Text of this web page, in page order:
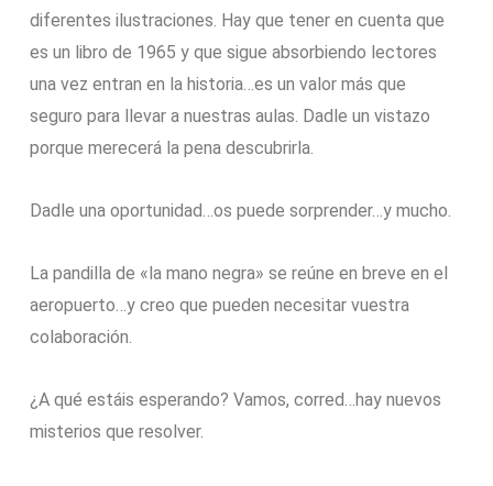
diferentes ilustraciones. Hay que tener en cuenta que
es un libro de 1965 y que sigue absorbiendo lectores
una vez entran en la historia…es un valor más que
seguro para llevar a nuestras aulas. Dadle un vistazo
porque merecerá la pena descubrirla.
Dadle una oportunidad…os puede sorprender…y mucho.
La pandilla de «la mano negra» se reúne en breve en el
aeropuerto…y creo que pueden necesitar vuestra
colaboración.
¿A qué estáis esperando? Vamos, corred…hay nuevos
misterios que resolver.